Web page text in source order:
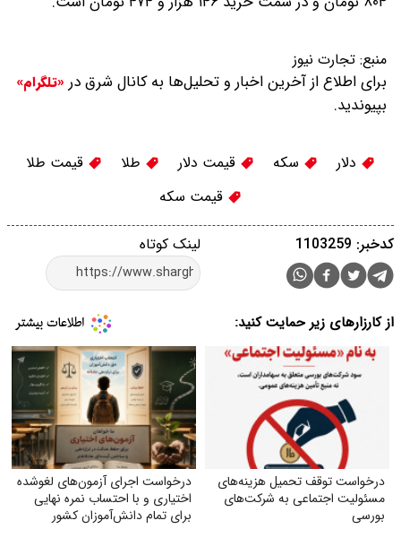
منبع: تجارت نیوز
برای اطلاع از آخرین اخبار و تحلیل‌ها به کانال شرق در «تلگرام»
بپیوندید.
دلار سکه قیمت دلار طلا
قیمت طلا
قیمت سکه
لینک کوتاه کدخبر: 1103259
از کارزارهای زیر حمایت کنید:
درخواست توقف تحمیل هزینه‌های
مسئولیت اجتماعی به شرکت‌های
بورسی
درخواست اجرای آزمون‌های لغوشده
اختیاری و با احتساب نمره نهایی
برای تمام دانش‌آموزان کشور